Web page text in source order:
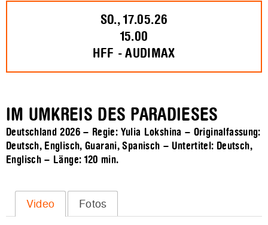
SO., 17.05.26
15.00
HFF - AUDIMAX
IM UMKREIS DES PARADIESES
Deutschland 2026 – Regie: Yulia Lokshina – Originalfassung:
Deutsch, Englisch, Guarani, Spanisch – Untertitel: Deutsch,
Englisch – Länge:120 min.
Video Fotos